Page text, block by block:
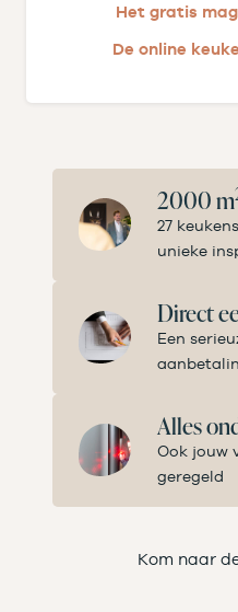
Het gratis
De online
2000 m
27
unieke
Direct
Een
Alles
Ook jouw
geregeld
Kom naar